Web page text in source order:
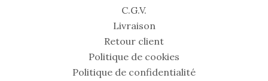
C.G.V.
Livraison
Retour client
Politique de cookies
Politique de confidentialité